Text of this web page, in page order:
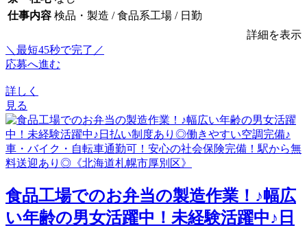
仕事内容 検品・製造 / 食品系工場 / 日勤
詳細を表示
＼最短45秒で完了／
応募へ進む
詳しく
見る
食品工場でのお弁当の製造作業！♪幅広
い年齢の男女活躍中！未経験活躍中♪日